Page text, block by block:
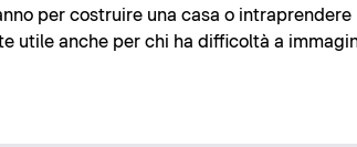
per costruire una casa o
utile anche per chi ha difficoltà a